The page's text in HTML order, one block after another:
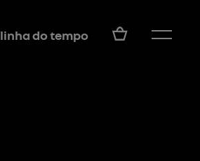
linha do tempo PT